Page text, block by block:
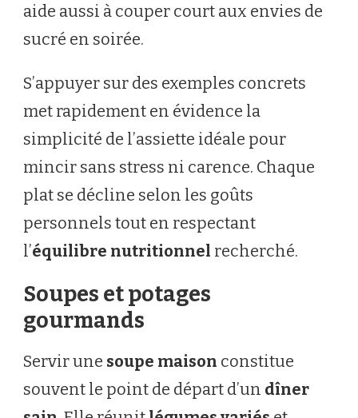
aide aussi à couper court aux envies de
sucré en soirée.
S’appuyer sur des exemples concrets
met rapidement en évidence la
simplicité de l’assiette idéale pour
mincir sans stress ni carence. Chaque
plat se décline selon les goûts
personnels tout en respectant
l’équilibre nutritionnel recherché.
Soupes et potages
gourmands
Servir une soupe maison constitue
souvent le point de départ d’un dîner